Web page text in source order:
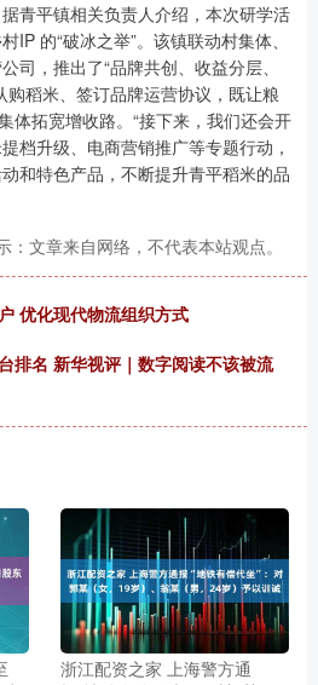
青平镇相关负责人介绍，本次研学活
IP 的“破冰之举”。该镇联动村集体、
司，推出了“品牌共创、收益分层、
稻米、签订品牌运营协议，既让粮
体拓宽增收路。“接下来，我们还会开
档升级、电商营销推广等专题行动，
和特色产品，不断提升青平稻米的品
：文章来自网络，不代表本站观点。
优化现代物流组织方式
排名 新华视评｜数字阅读不该被流
浙江配资之家 上海警方通